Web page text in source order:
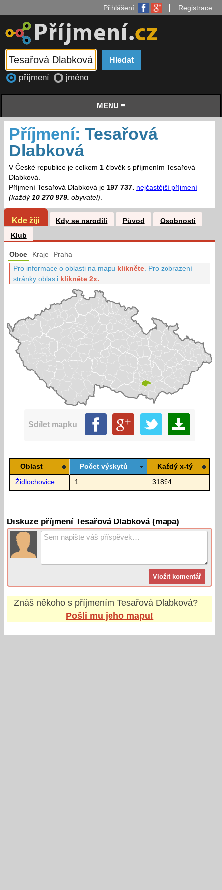
Přihlášení Registrace
příjmení jméno
MENU ≡
Příjmení: Tesařová
Dlabková
V České republice je celkem 1člověk s příjmením Tesařová
Dlabková.
Příjmení Tesařová Dlabková je 197 737. nejčastější příjmení
(každý 10 270 879. obyvatel).
Kde žijí Kdy se narodili Původ
Osobnosti
Klub
Obce Kraje Praha
Pro informace o oblasti na mapu klikněte Pro zobrazení
stránky oblasti klikněte 2x.
Sdílet mapku
Oblast Počet výskytů Každý x-tý
Židlochovice 1 31894
Diskuze příjmení Tesařová Dlabková (mapa)
Znáš někoho s příjmenímTesařová Dlabková?
Pošli mu jeho mapu!